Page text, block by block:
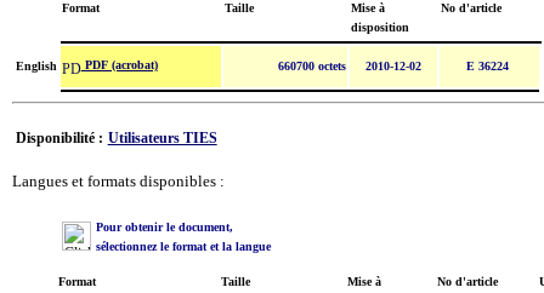
Format Taille
Mise à
disposition
No d'article
English PDF (acrobat) 660700 octets 2010-12-02 E 36224
Disponibilité : Utilisateurs TIES
Langues et formats disponibles :
Pour obtenir le document,
sélectionnez le format et la langue
Format Taille
Mise à
No d'article